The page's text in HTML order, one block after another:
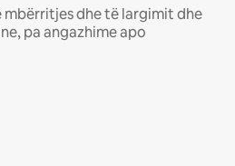
dhe të largimit dhe
pa angazhime apo